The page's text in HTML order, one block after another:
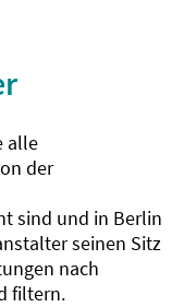
alle
der
sind und in Berlin
seinen Sitz
nach
filtern.